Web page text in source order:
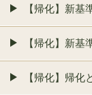
【帰化】新
【帰化】新
【帰化】帰化